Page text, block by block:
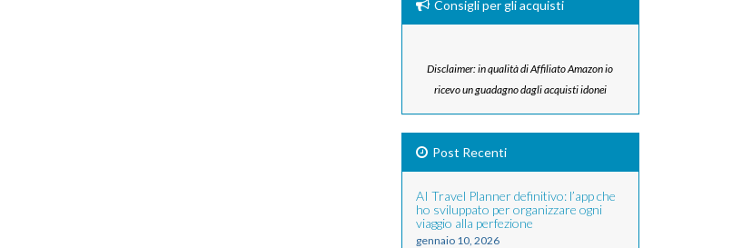
Consigli per gli acquisti
Disclaimer: in qualità di Affiliato Amazon io
ricevo un guadagno dagli acquisti idonei
Post Recenti
AI Travel Planner definitivo: l’app che
ho sviluppato per organizzare ogni
viaggio alla perfezione
gennaio 10, 2026